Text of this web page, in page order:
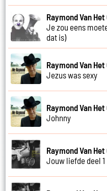
Raymond Van
Je zou eens
dat is)
Raymond Van
Jezus was sexy
Raymond Van
Johnny
Raymond Van
Jouw liefde deel 1